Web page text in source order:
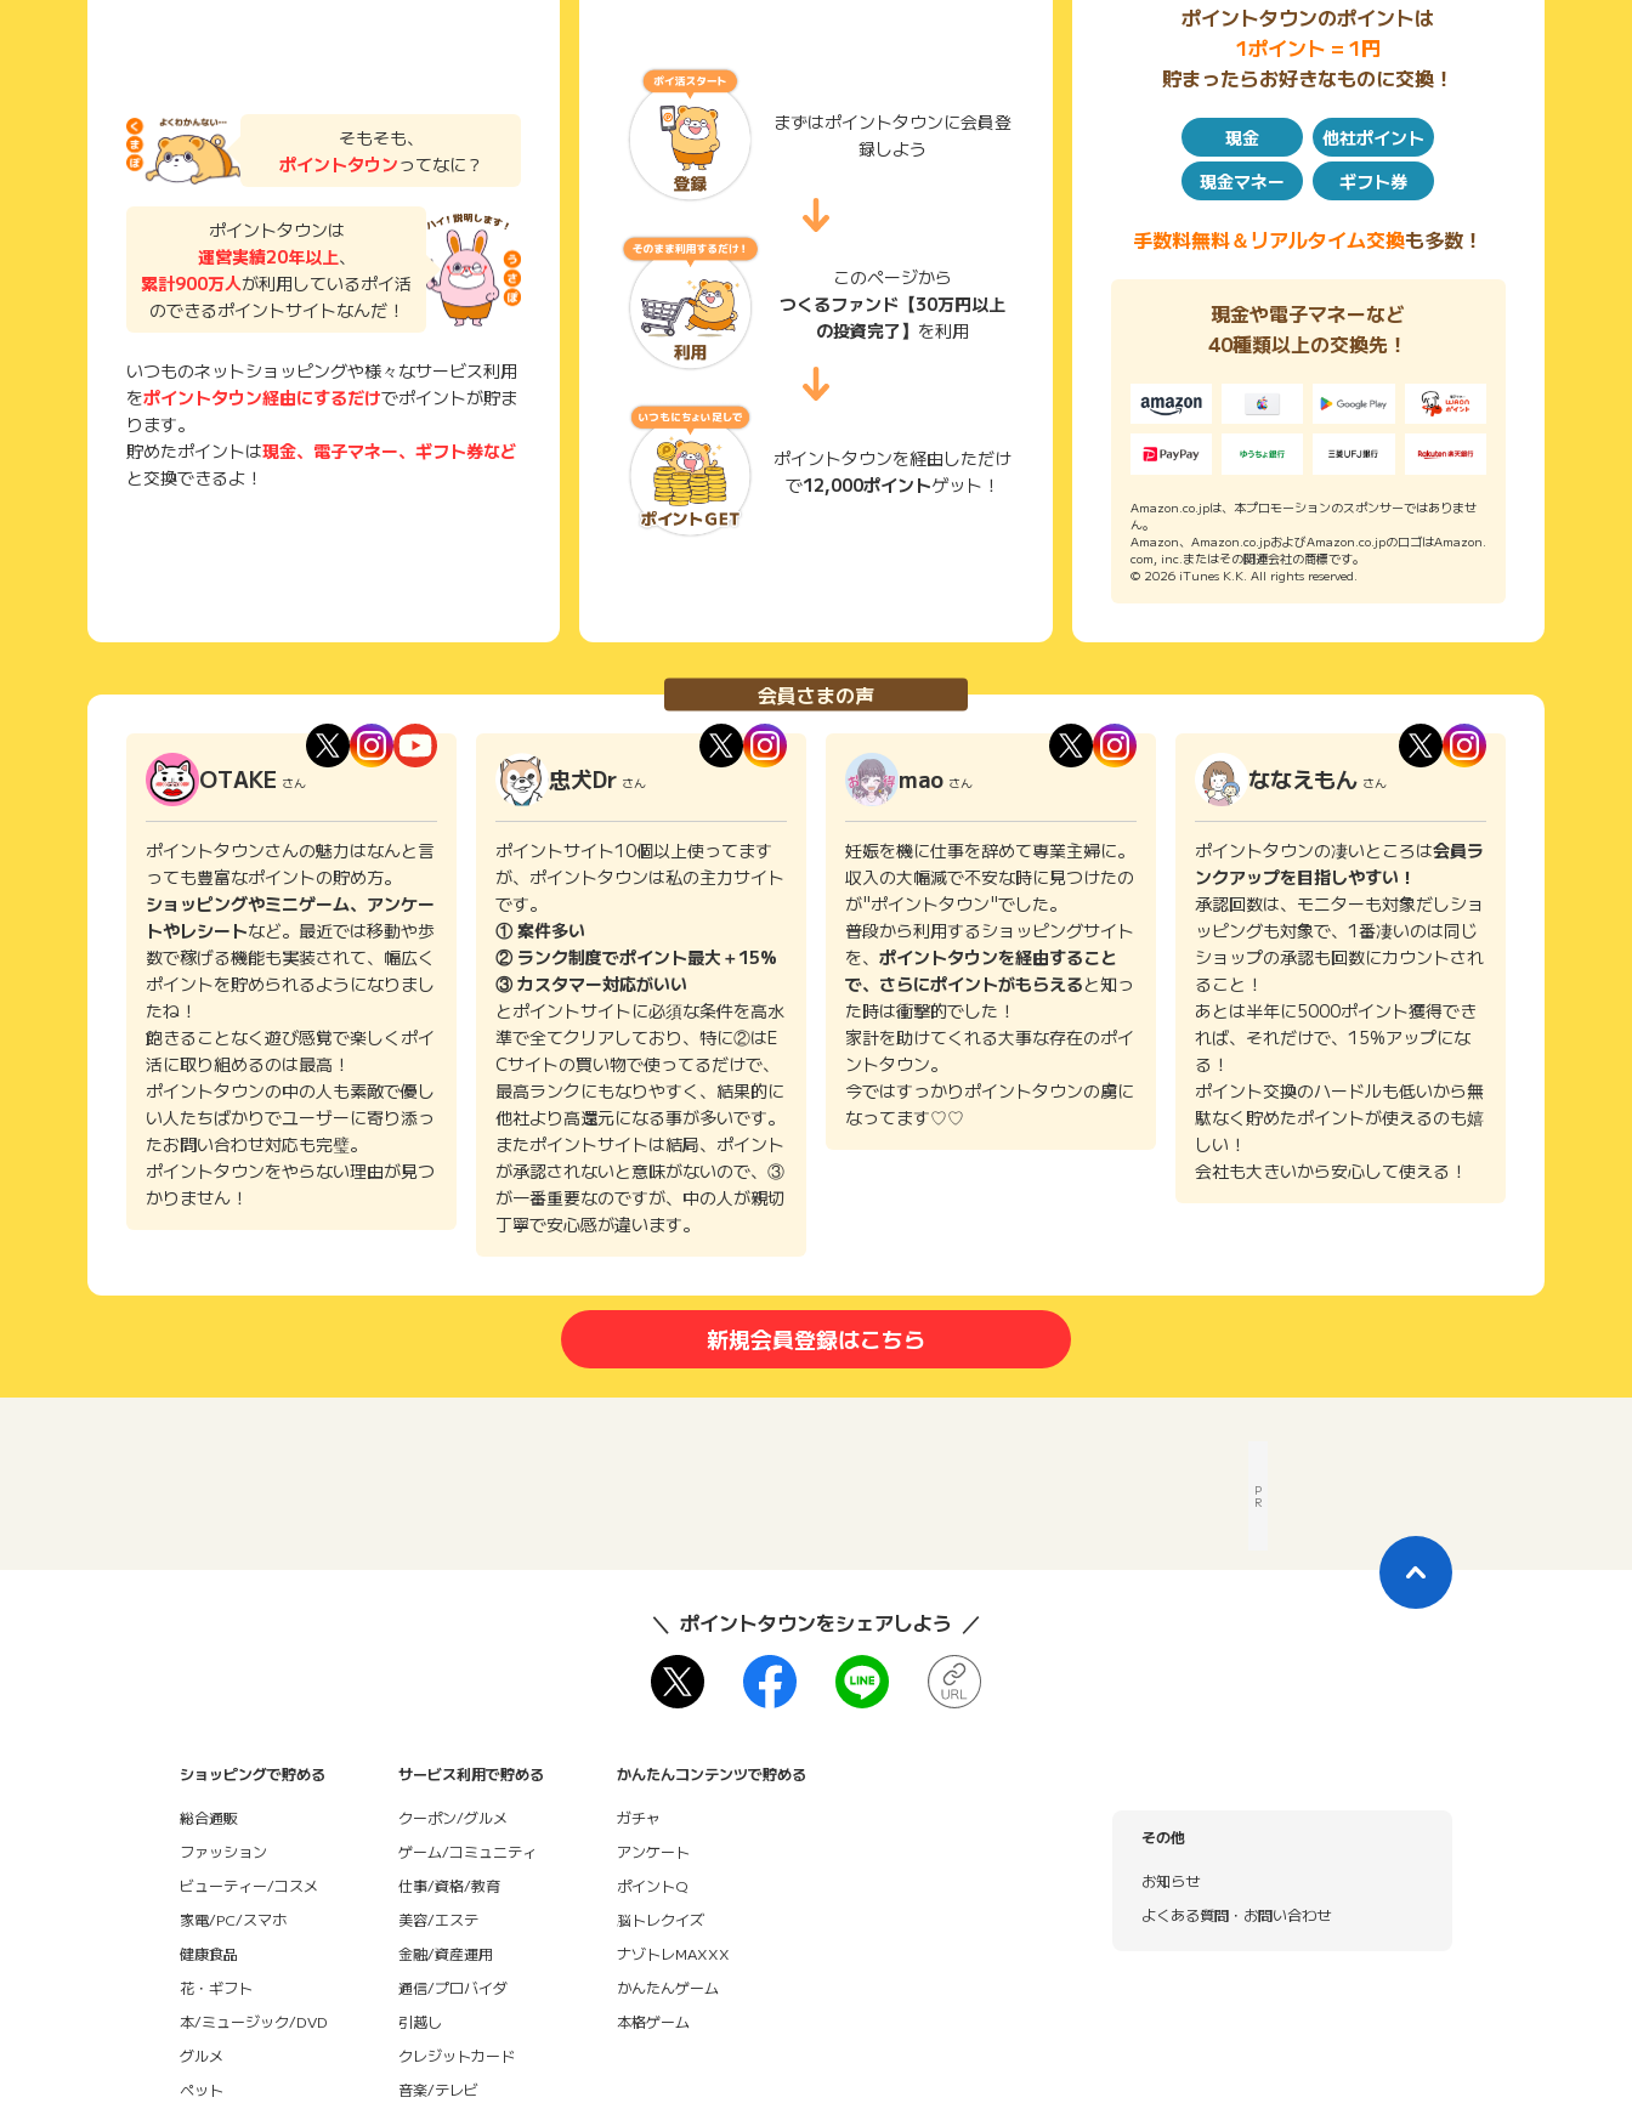
《つくるファンドにかける想い》
フジケン株式会社を含むトグルホールディングスでは、
「つくる・かえる・かわる」というパーパスを掲げ、体
現しようとしています。
つまり、今までの誰も成し得なかったことにチャレンジ
し、世の中の常識をアップデートしていくということで
その一丁目一番地として、日本の最大市場規模を誇
る”不動産業界”の変革から取り組んでいます。
不動産業界を変えることこそが、日本全体を変えること
に直結すると信じています。
づくりの仕組み"です。
我々の事業を通じて、「"不動産開発（≒まちづく
"まちづくりが誰でもできる状態"を作り上げるために
は、以下すべてを実現させる必要があります。
・すべての土地情報が1つのプラットフォームに集まっ
・地主が適正な不動産価格を知ることができる
・不動産価値（≒日本という土地の活用具合）を最大化
させる方法がわかる
・不動産開発の資金調達を個人でも行うことができる
・ゼネコンや物件購入者を容易に見つける事ができる
ン上で完結できる世界を作ります。
す。
ュームチェックの自動化など、
不動産開発における実務をすべてテクノロジーに置き換
えるプロダクトを開発しています。
もう一つのグループ会社であるフジケン株式会社では、
「すべての土地情報の集約」
「出口(機関投資家)ネットワークの構築」「不動産価値
最大化のアセットタイプ開発」を担っています。
残すピースは「個人での資金調達手法の確立」だけで
す。
これを実現するのが、"つくるファンド"という不動産ク
ラウドファンディングです。
世の中にはすでに不動産クラウドファンディングサービ
スが存在しますが、
我々は"まちづくりを誰でもできるようにする"という思
想のもと立ち上げています。
この思想を実現するためには、不動産投資を大衆化させ
ることが重要です。
「不動産投資」と聞くと、”なんとなく”怖い、騙されそ
必要です。
そもそも、
ポイントタウンってなに？
ポイントタウンは
運営実績20年以上、
累計900万人が利用しているポイ活
のできるポイントサイトなんだ！
いつものネットショッピングや様々なサービス利用
をポイントタウン経由にするだけでポイントが貯ま
ります。
貯めたポイントは現金、電子マネー、ギフト券など
と交換できるよ！
まずはポイントタウンに会員登
録しよう
このページから
つくるファンド【30万円以上
の投資完了】 を利用
ポイントタウンを経由しただけ
で12,000ポイントゲット！
ポイントタウンのポイントは
1ポイント = 1円
貯まったらお好きなものに交換！
現金
他社ポイント
現金マネー
ギフト券
手数料無料＆リアルタイム交換も多数！
現金や電子マネーなど
40種類以上の交換先！
Amazon.co.jpは、本プロモーションのスポンサーではありませ
ん。
Amazon、Amazon.co.jpおよびAmazon.co.jpのロゴはAmazon.
com, inc.またはその関連会社の商標です。
© 2026 iTunes K.K. All rights reserved.
会員さまの声
OTAKE さん
ポイントタウンさんの魅力はなんと言
っても豊富なポイントの貯め方。
ショッピングやミニゲーム、アンケー
トやレシートなど。最近では移動や歩
数で稼げる機能も実装されて、幅広く
ポイントを貯められるようになりまし
たね！
飽きることなく遊び感覚で楽しくポイ
活に取り組めるのは最高！
ポイントタウンの中の人も素敵で優し
い人たちばかりでユーザーに寄り添っ
たお問い合わせ対応も完璧。
ポイントタウンをやらない理由が見つ
かりません！
忠犬Dr さん
ポイントサイト10個以上使ってます
が、ポイントタウンは私の主力サイト
です。
① 案件多い
② ランク制度でポイント最大＋15%
③ カスタマー対応がいい
とポイントサイトに必須な条件を高水
準で全てクリアしており、特に②はE
Cサイトの買い物で使ってるだけで、
最高ランクにもなりやすく、結果的に
他社より高還元になる事が多いです。
またポイントサイトは結局、ポイント
が承認されないと意味がないので、③
が一番重要なのですが、中の人が親切
丁寧で安心感が違います。
mao さん
妊娠を機に仕事を辞めて専業主婦に。
収入の大幅減で不安な時に見つけたの
が"ポイントタウン"でした。
普段から利用するショッピングサイト
を、 ポイントタウンを経由すること
で、さらにポイントがもらえると知っ
た時は衝撃的でした！
家計を助けてくれる大事な存在のポイ
ントタウン。
今ではすっかりポイントタウンの虜に
なってます♡♡
ななえもん さん
ポイントタウンの凄いところは会員ラ
ンクアップを目指しやすい！
承認回数は、モニターも対象だしショ
ッピングも対象で、1番凄いのは同じ
ショップの承認も回数にカウントされ
ること！
あとは半年に5000ポイント獲得でき
れば、それだけで、15%アップにな
る！
ポイント交換のハードルも低いから無
駄なく貯めたポイントが使えるのも嬉
しい！
会社も大きいから安心して使える！
新規会員登録はこちら
P
R
ポイントタウンをシェアしよう
ショッピングで貯める
総合通販
ファッション
ビューティー/コスメ
家電/PC/スマホ
健康食品
花・ギフト
本/ミュージック/DVD
グルメ
ペット
サービス利用で貯める
クーポン/グルメ
ゲーム/コミュニティ
仕事/資格/教育
美容/エステ
金融/資産運用
通信/プロバイダ
引越し
クレジットカード
音楽/テレビ
かんたんコンテンツで貯める
ガチャ
アンケート
ポイントQ
脳トレクイズ
ナゾトレMAXXX
かんたんゲーム
本格ゲーム
その他
お知らせ
よくある質問・お問い合わせ